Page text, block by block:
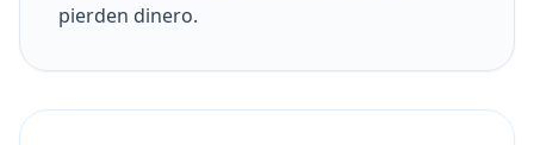
pierden dinero.